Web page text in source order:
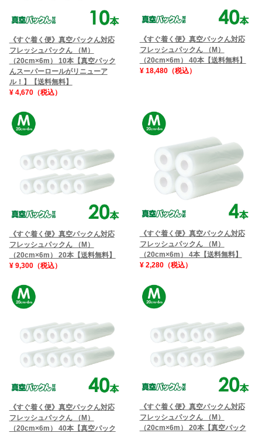
《すぐ着く便》真空パックん対応
フレッシュパックん （M）
（20cm×6m） 10本【真空パック
んスーパーロールがリニューア
ル！】【送料無料】
¥ 4,670（税込）
《すぐ着く便》真空パックん対応
フレッシュパックん （M）
（20cm×6m） 40本【送料無料】
¥ 18,480（税込）
《すぐ着く便》真空パックん対応
フレッシュパックん （M）
（20cm×6m） 20本【送料無料】
¥ 9,300（税込）
《すぐ着く便》真空パックん対応
フレッシュパックん （M）
（20cm×6m） 4本【送料無料】
¥ 2,280（税込）
《すぐ着く便》真空パックん対応
フレッシュパックん （M）
（20cm×6m） 40本【真空パック
《すぐ着く便》真空パックん対応
フレッシュパックん （M）
（20cm×6m） 20本【真空パック